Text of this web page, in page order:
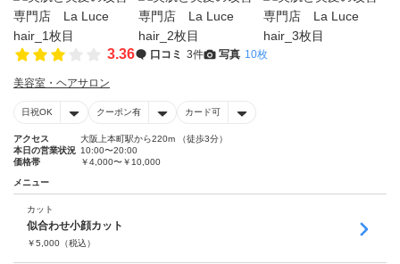
3.36 口コミ 3件 写真 10枚
美容室・ヘアサロン
日祝OK クーポン有 カード可
アクセス
大阪上本町駅から220m （徒歩3分）
本日の営業状況 10:00〜20:00
価格帯
￥4,000〜￥10,000
メニュー
カット
似合わせ小顔カット
￥5,000 （税込）